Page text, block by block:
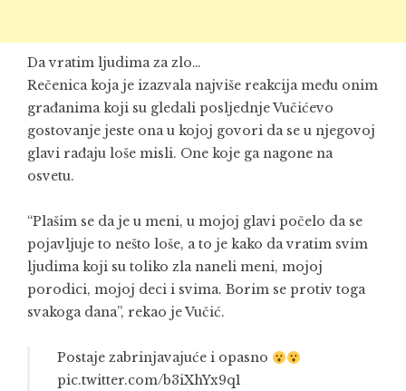
Da vratim ljudima za zlo…
Rečenica koja je izazvala najviše reakcija među onim
građanima koji su gledali posljednje Vučićevo
gostovanje jeste ona u kojoj govori da se u njegovoj
glavi rađaju loše misli. One koje ga nagone na
osvetu.
“Plašim se da je u meni, u mojoj glavi počelo da se
pojavljuje to nešto loše, a to je kako da vratim svim
ljudima koji su toliko zla naneli meni, mojoj
porodici, mojoj deci i svima. Borim se protiv toga
svakoga dana”, rekao je Vučić.
Postaje zabrinjavajuće i opasno
pic.twitter.com/b3iXhYx9q1